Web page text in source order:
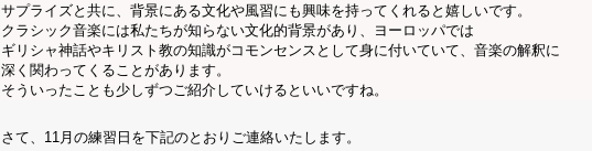
サプライズと共に、背景にある文化や風習にも興味を持ってくれると嬉しいです。
クラシック音楽には私たちが知らない文化的背景があり、ヨーロッパでは
ギリシャ神話やキリスト教の知識がコモンセンスとして身に付いていて、音楽の解釈に
深く関わってくることがあります。
そういったことも少しずつご紹介していけるといいですね。
さて、11月の練習日を下記のとおりご連絡いたします。